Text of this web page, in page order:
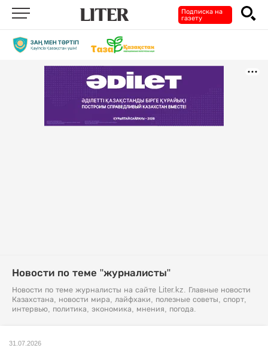
Подписка на
газету
Новости по теме "журналисты"
Новости по теме журналисты на сайте Liter.kz. Главные новости
Казахстана, новости мира, лайфхаки, полезные советы, спорт,
интервью, политика, экономика, мнения, погода.
31.07.2026